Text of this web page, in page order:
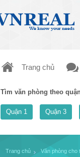
Trang chủ
Tìm văn phòng theo
Quận 1 Quận 3
Trang chủ Văn phòng cho